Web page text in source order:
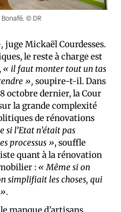
© DR
juge Mickaël Courdesses.
le reste à charge est
« il faut monter tout un tas
», soupire-t-il. Dans
octobre dernier, la Cour
la grande complexité
de rénovations
si l’Etat n’était pas
processus », souffle
quant à la rénovation
: « Même si on
simplifiait les choses, qui